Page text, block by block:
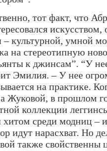
тот факт, что
культурной, умной
на стереотипную
к джинсам”. “У
Эмилия. – У нее
на практике.
Жуковой, в прошлом
коллекции
хитом среди модниц –
идут нарасхват. Но
также свойственны